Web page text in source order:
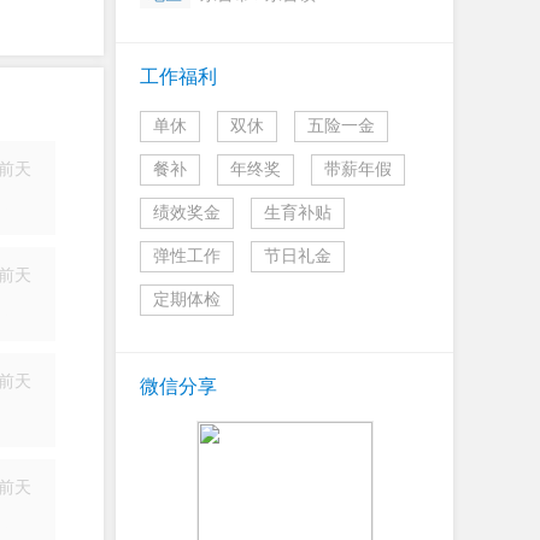
天
天
天
天
工作福利
单休 双休 五险一金
餐补 年终奖 带薪年假
绩效奖金 生育补贴
弹性工作 节日礼金
定期体检
微信分享